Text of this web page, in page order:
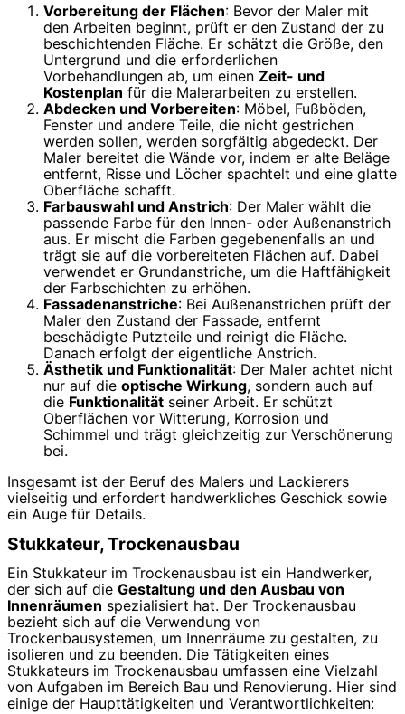
Vorbereitung der Flächen: Bevor der Maler mit
den Arbeiten beginnt, prüft er den Zustand der zu
beschichtenden Fläche. Er schätzt die Größe, den
Untergrund und die erforderlichen
Vorbehandlungen ab, um einen Zeit- und
Kostenplan für die Malerarbeiten zu erstellen.
Abdecken und Vorbereiten: Möbel, Fußböden,
Fenster und andere Teile, die nicht gestrichen
werden sollen, werden sorgfältig abgedeckt. Der
Maler bereitet die Wände vor, indem er alte Beläge
entfernt, Risse und Löcher spachtelt und eine glatte
Oberfläche schafft.
Farbauswahl und Anstrich: Der Maler wählt die
passende Farbe für den Innen- oder Außenanstrich
aus. Er mischt die Farben gegebenenfalls an und
trägt sie auf die vorbereiteten Flächen auf. Dabei
verwendet er Grundanstriche, um die Haftfähigkeit
der Farbschichten zu erhöhen.
Fassadenanstriche: Bei Außenanstrichen prüft der
Maler den Zustand der Fassade, entfernt
beschädigte Putzteile und reinigt die Fläche.
Danach erfolgt der eigentliche Anstrich.
Ästhetik und Funktionalität: Der Maler achtet nicht
nur auf die optische Wirkung, sondern auch auf
die Funktionalität seiner Arbeit. Er schützt
Oberflächen vor Witterung, Korrosion und
Schimmel und trägt gleichzeitig zur Verschönerung
bei.
Insgesamt ist der Beruf des Malers und Lackierers
vielseitig und erfordert handwerkliches Geschick sowie
ein Auge für Details.
Stukkateur, Trockenausbau
Ein Stukkateur im Trockenausbau ist ein Handwerker,
der sich auf die Gestaltung und den Ausbau von
Innenräumen spezialisiert hat. Der Trockenausbau
bezieht sich auf die Verwendung von
Trockenbausystemen, um Innenräume zu gestalten, zu
isolieren und zu beenden. Die Tätigkeiten eines
Stukkateurs im Trockenausbau umfassen eine Vielzahl
von Aufgaben im Bereich Bau und Renovierung. Hier sind
einige der Haupttätigkeiten und Verantwortlichkeiten: